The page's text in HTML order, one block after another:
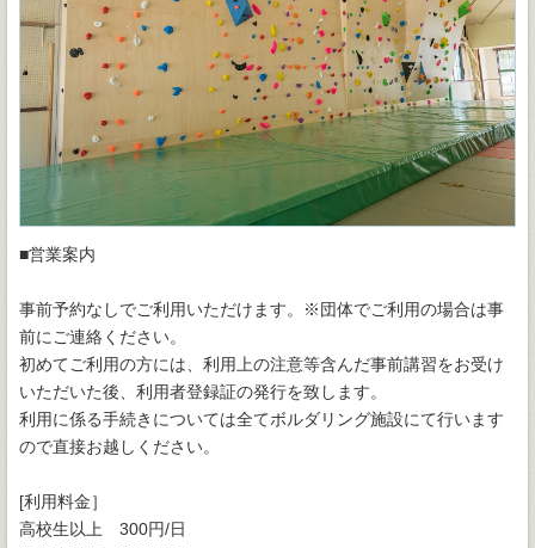
■営業案内
事前予約なしでご利用いただけます。※団体でご利用の場合は事
前にご連絡ください。
初めてご利用の方には、利用上の注意等含んだ事前講習をお受け
いただいた後、利用者登録証の発行を致します。
利用に係る手続きについては全てボルダリング施設にて行います
ので直接お越しください。
[利用料金］
高校生以上 300円/日